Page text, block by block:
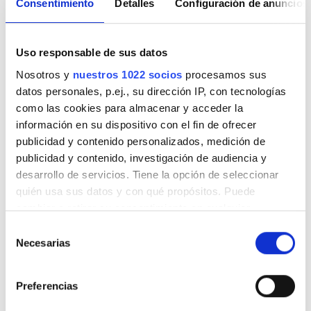
Consentimiento Detalles Configuración de anuncios
Uso responsable de sus datos
Nosotros y nuestros 1022 socios procesamos sus
datos personales, p.ej., su dirección IP, con tecnologías
como las cookies para almacenar y acceder la
información en su dispositivo con el fin de ofrecer
publicidad y contenido personalizados, medición de
publicidad y contenido, investigación de audiencia y
desarrollo de servicios. Tiene la opción de seleccionar
quién usa sus datos y con qué propósitos. Puede
cambiar o retirar su consentimiento en cualquier
el Menú de consentimiento.
Recopilar información sobre su ubicación
Necesarias
Preferencias
Pantallas de televisión
Esta clínica requiere documentación médica específica
para los tratamientos de diálisis. Puedes subir los
documentos en línea o llevarlos a la clínica cuando
llegues.
INTERNATIONAL DIALYSIS REQUEST Clinical
Information & Patient Identification Form
Días de tratamiento disponibles
Agosto